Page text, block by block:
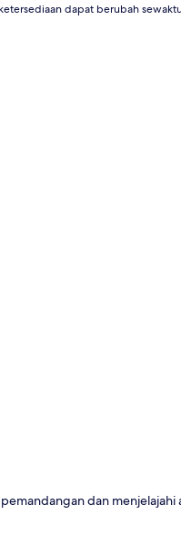
dapat berubah
dan menjelajahi